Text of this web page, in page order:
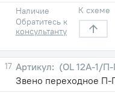
Наличие
Обратитесь к
консультанту
К схеме
17
(OL 12A-1/
Звено переходное